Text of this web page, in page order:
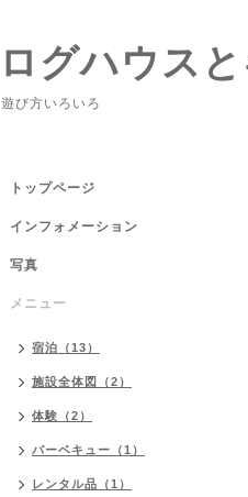
ログハウス
遊び方いろいろ
トップページ
インフォメーション
写真
メニュー
宿泊（13）
施設全体図（2）
体験（2）
バーベキュー（1）
レンタル品（1）